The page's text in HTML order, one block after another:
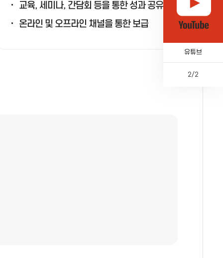
교육, 세미나, 간담회 등을 통한 성과 공유
온라인 및 오프라인 채널을 통한 보급
유튜브
2
페
/
전
2